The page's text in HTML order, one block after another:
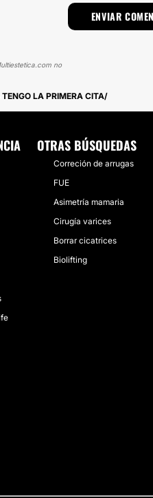
no
LA PRIMERA CITA
OTRAS BÚSQUEDAS
Correción de arrugas
FUE
Asimetría mamaria
Cirugía varices
Borrar cicatrices
Biolifting